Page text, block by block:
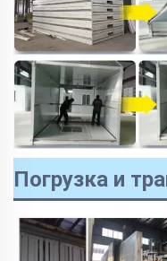
Погрузка и